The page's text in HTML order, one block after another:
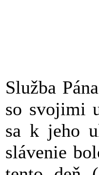
Služba
so svojimi
sa k jeho
slávenie